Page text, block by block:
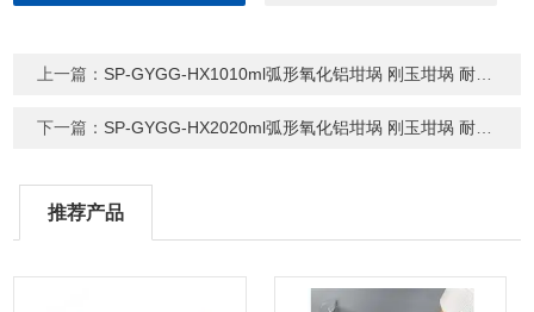
上一篇： SP-GYGG-HX1010ml弧形氧化铝坩埚 刚玉坩埚 耐温1700度
下一篇： SP-GYGG-HX2020ml弧形氧化铝坩埚 刚玉坩埚 耐温1700度
推荐产品